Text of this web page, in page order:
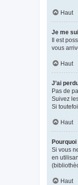
Haut
Je me
Il est
vous
Haut
J’ai
Pas de
Suivez
Si
Haut
Si vous
en
Haut